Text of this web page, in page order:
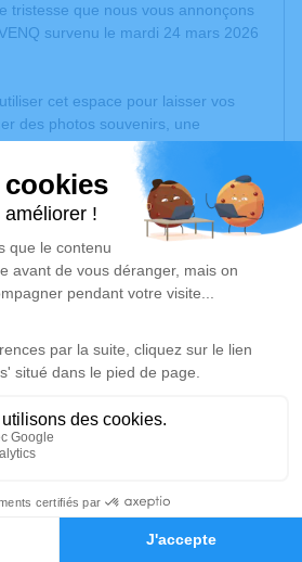
Hommages
tristesse que nous vous annonçons
survenu le mardi 24 mars 2026
cet espace pour laisser vos
des photos souvenirs, une
vos pensées à travers des poèmes
est un lieu d'expression dédié à
Nicole RIVENQ.
d’arbre hommage estdisponible
à 14h30
de Carmaux